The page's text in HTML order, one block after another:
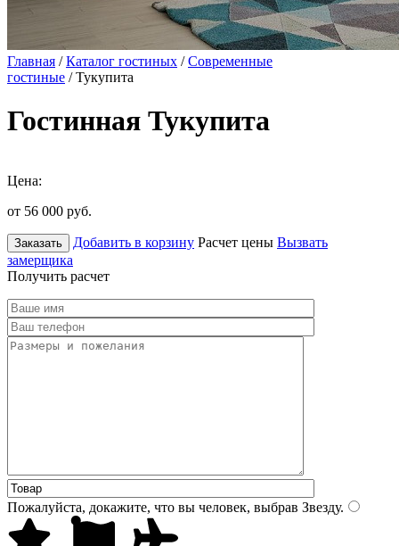
Главная /Каталог гостиных /Современные
гостиные / Тукупита
Гостинная Тукупита
Цена:
от 56 000 руб.
Заказать Добавить в корзину Расчет цены Вызвать
замерщика
Получить расчет
Пожалуйста, докажите, что вы человек, выбрав Звезду.